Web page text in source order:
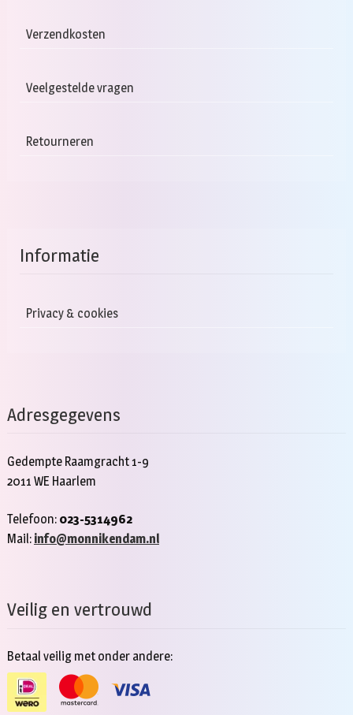
Verzendkosten
Veelgestelde vragen
Retourneren
Informatie
Privacy & cookies
Adresgegevens
Gedempte Raamgracht 1-9
2011 WE Haarlem
Telefoon: 023-5314962
Mail: info@monnikendam.nl
Veilig en vertrouwd
Betaal veilig met onder andere: